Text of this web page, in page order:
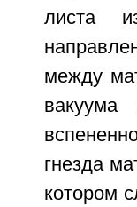
листа
между
гнезда
котором